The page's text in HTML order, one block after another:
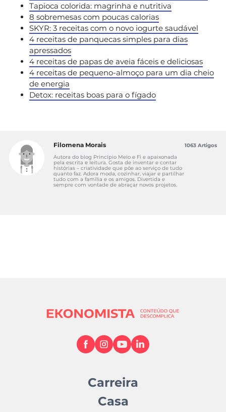
Tapioca colorida: magrinha e nutritiva
8 sobremesas com poucas calorias
SKYR: 3 receitas com o novo iogurte saudável
4 receitas de panquecas simples para dias
apressados
4 receitas de papas de aveia fáceis e deliciosas
4 receitas de pequeno-almoço para um dia cheio
de energia
Detox: receitas boas para o fígado
Filomena Morais
Autora do blog Princípio Meio e Fi e apaixonada
pela escrita e leitura. Gosta de inventar e contar
histórias – criatividade que põe ao serviço de tudo
quanto faz. Adora moda, cozinhar, viajar e partilhar
tudo com a família e os amigos. Divertida e
sempre com vontade de abraçar novos projetos.
1063 Artigos
Carreira
Casa